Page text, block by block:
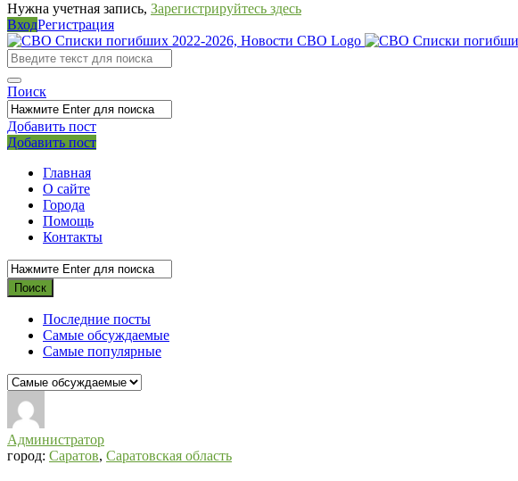
Нужна учетная запись, Зарегистрируйтесь здесь
ВходРегистрация
СВО
Списки
погибших
2022-
2026,
Новости
СВО
Поиск
Добавить пост
Мобильное
меню
Выйти
Добавить пост
Главная
О сайте
Города
Помощь
Контакты
Последние посты
Самые обсуждаемые
Самые популярные
СВО
Списки
погибших
Администратор
город: Саратов, Саратовская область